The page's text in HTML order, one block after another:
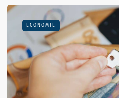
ECONOMIE